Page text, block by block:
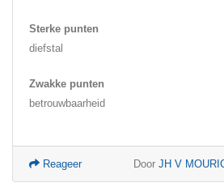
Sterke punten
diefstal
Zwakke punten
betrouwbaarheid
Door JH V
Reageer